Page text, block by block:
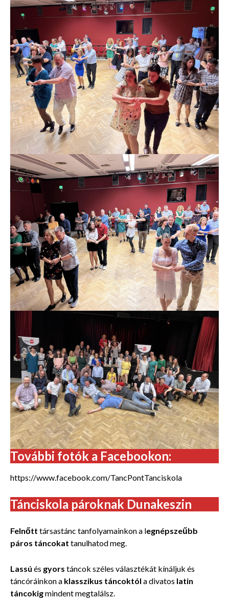
További fotók a Facebookon:
https://www.facebook.com/TancPontTanciskola
Tánciskola pároknak Dunakeszin
Felnőtt társastánc tanfolyamainkon a legnépszeűbb
páros táncokat tanulhatod meg.
Lassú és gyors táncok széles választékát kínáljuk és
táncóráinkon a klasszikus táncoktól a divatos latin
táncokigmindent megtalálsz.